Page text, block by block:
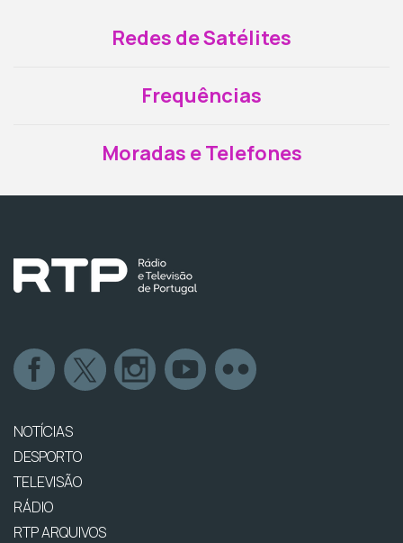
Redes de Satélites
Frequências
Moradas e Telefones
NOTÍCIAS
DESPORTO
TELEVISÃO
RÁDIO
RTP ARQUIVOS